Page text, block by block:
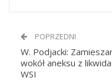
POPRZEDNI
W. Podjacki:
wokół aneksu z
WSI